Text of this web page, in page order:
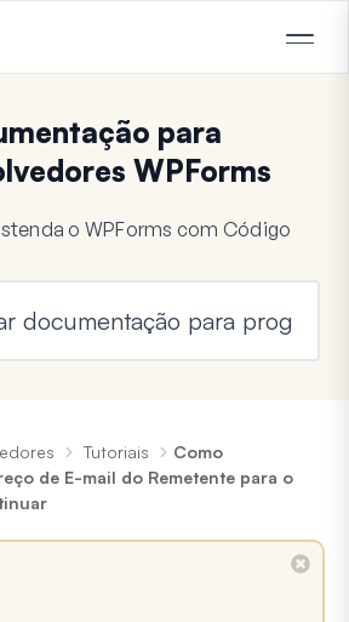
para
WPForms
o WPForms com Código
Tutoriais
Como
de E-mail do Remetente para o